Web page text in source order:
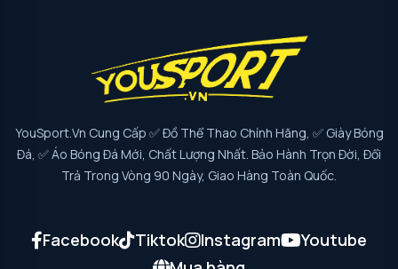
YouSport.vn Cung Cấp ✅ Đồ Thể Thao Chính Hãng, ✅ Giày Bóng
Đá, ✅ Áo Bóng Đá Mới, Chất Lượng Nhất. Bảo Hành Trọn Đời, Đổi
Trả Trong Vòng 90 Ngày, Giao Hàng Toàn Quốc.
Facebook Tiktok Instagram
Youtube